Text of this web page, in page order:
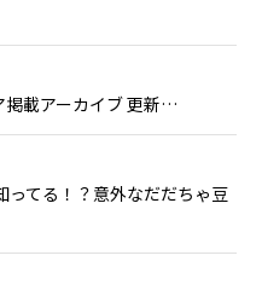
掲載アーカイブ 更新…
てる！？意外なだだちゃ豆